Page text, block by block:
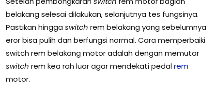
belakang selesai dilakukan, selanjutnya tes fungsinya.
Pastikan hingga switch rem belakang yang sebelumnya
eror bisa pulih dan berfungsi normal. Cara memperbaiki
switch rem belakang motor adalah dengan memutar
switch rem kea rah luar agar mendekati pedalrem
motor.